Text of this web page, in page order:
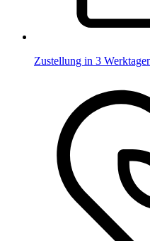
Zustellung in 3